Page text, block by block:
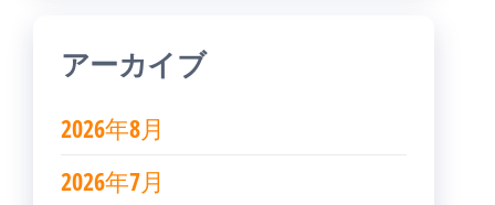
アーカイブ
2026年8月
2026年7月